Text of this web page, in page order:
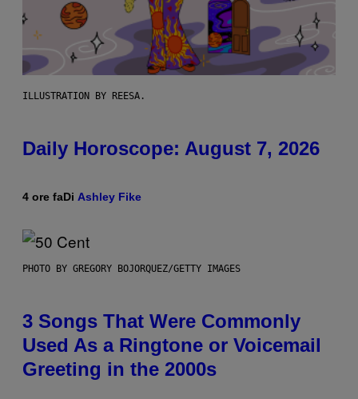
ILLUSTRATION BY REESA.
Daily Horoscope: August 7, 2026
4 ore faDi Ashley Fike
PHOTO BY GREGORY BOJORQUEZ/GETTY IMAGES
3 Songs That Were Commonly
Used As a Ringtone or Voicemail
Greeting in the 2000s